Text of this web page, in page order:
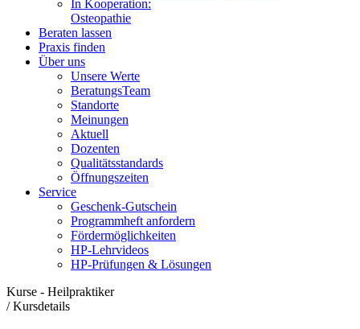
In Kooperation:
Osteopathie
Beraten lassen
Praxis finden
Über uns
Unsere Werte
BeratungsTeam
Standorte
Meinungen
Aktuell
Dozenten
Qualitätsstandards
Öffnungszeiten
Service
Geschenk-Gutschein
Programmheft anfordern
Fördermöglichkeiten
HP-Lehrvideos
HP-Prüfungen & Lösungen
Kurse - Heilpraktiker
/Kursdetails